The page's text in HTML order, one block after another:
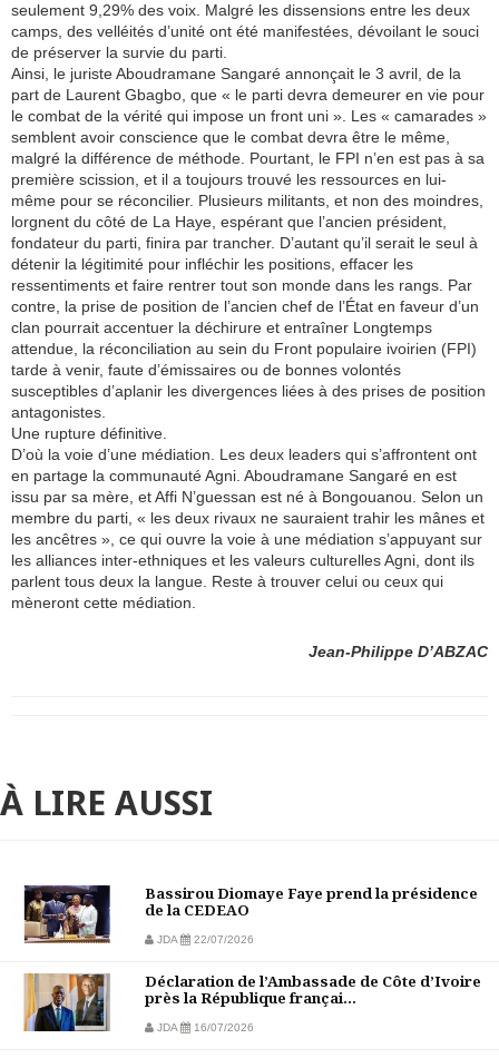
seulement 9,29% des voix. Malgré les dissensions entre les deux
camps, des velléités d’unité ont été manifestées, dévoilant le souci
de préserver la survie du parti.
Ainsi, le juriste Aboudramane Sangaré annonçait le 3 avril, de la
part de Laurent Gbagbo, que « le parti devra demeurer en vie pour
le combat de la vérité qui impose un front uni ». Les « camarades »
semblent avoir conscience que le combat devra être le même,
malgré la différence de méthode. Pourtant, le FPI n’en est pas à sa
première scission, et il a toujours trouvé les ressources en lui-
même pour se réconcilier. Plusieurs militants, et non des moindres,
lorgnent du côté de La Haye, espérant que l’ancien président,
fondateur du parti, finira par trancher. D’autant qu’il serait le seul à
détenir la légitimité pour infléchir les positions, effacer les
ressentiments et faire rentrer tout son monde dans les rangs. Par
contre, la prise de position de l’ancien chef de l’État en faveur d’un
clan pourrait accentuer la déchirure et entraîner Longtemps
attendue, la réconciliation au sein du Front populaire ivoirien (FPI)
tarde à venir, faute d’émissaires ou de bonnes volontés
susceptibles d’aplanir les divergences liées à des prises de position
antagonistes.
Une rupture définitive.
D’où la voie d’une médiation. Les deux leaders qui s’affrontent ont
en partage la communauté Agni. Aboudramane Sangaré en est
issu par sa mère, et Affi N’guessan est né à Bongouanou. Selon un
membre du parti, « les deux rivaux ne sauraient trahir les mânes et
les ancêtres », ce qui ouvre la voie à une médiation s’appuyant sur
les alliances inter-ethniques et les valeurs culturelles Agni, dont ils
parlent tous deux la langue. Reste à trouver celui ou ceux qui
mèneront cette médiation.
Jean-Philippe D’ABZAC
À LIRE AUSSI
Bassirou Diomaye Faye prend la présidence
de la CEDEAO
JDA 22/07/2026
Déclaration de l’Ambassade de Côte d’Ivoire
près la République françai...
JDA 16/07/2026